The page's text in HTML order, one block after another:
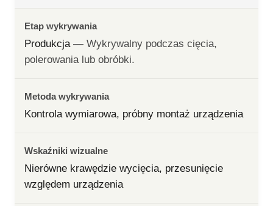
Etap wykrywania
Produkcja — Wykrywalny podczas cięcia,
polerowania lub obróbki.
Metoda wykrywania
Kontrola wymiarowa, próbny montaż urządzenia
Wskaźniki wizualne
Nierówne krawędzie wycięcia, przesunięcie
względem urządzenia